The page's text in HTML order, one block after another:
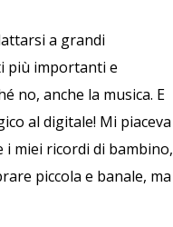
a grandi
più importanti e
no, anche la musica. E
al digitale! Mi piaceva
i miei ricordi di bambino,
piccola e banale, ma